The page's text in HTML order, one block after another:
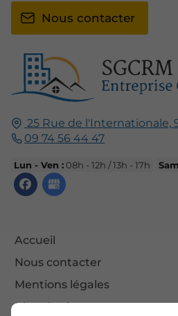
25 Rue de l'Internationale,
09 74 56 44 47
Lun - Ven : 08h - 12h / 13h - 17h
Accueil
Nous contacter
Mentions légales
Plan du site
Nous contacter